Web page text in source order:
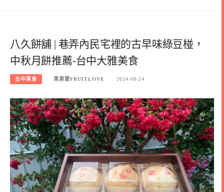
八久餅舖 | 巷弄內民宅裡的古早味綠豆椪，
中秋月餅推薦-台中大雅美食
台中美食 果果愛FRUITLOVE 2024-08-24